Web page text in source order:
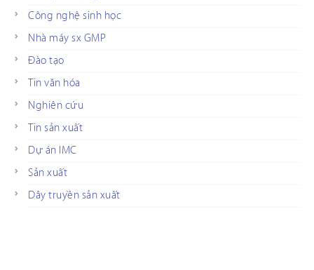
Công nghệ sinh học
Nhà máy sx GMP
Đào tạo
Tin văn hóa
Nghiên cứu
Tin sản xuất
Dự án IMC
Sản xuất
Dây truyền sản xuất